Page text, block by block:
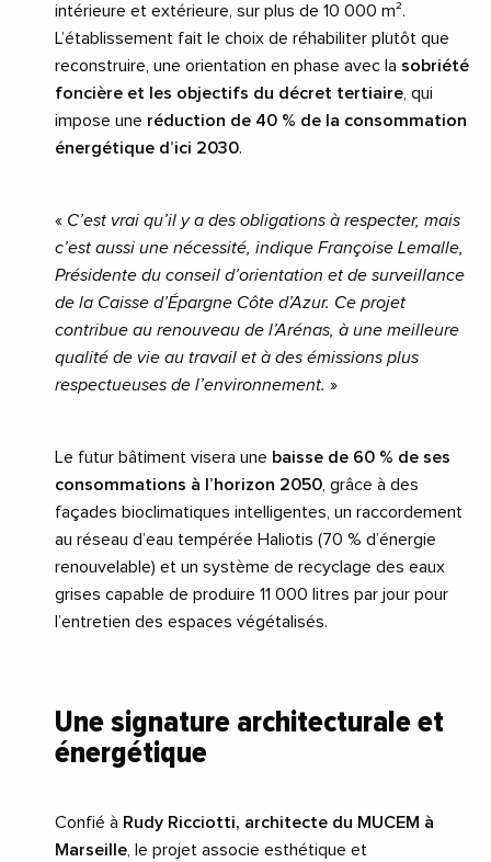
intérieure et extérieure, sur plus de 10 000 m².
L’établissement fait le choix de réhabiliter plutôt que
reconstruire, une orientation en phase avec la sobriété
foncière et les objectifs du décret tertiaire , qui
impose une réduction de 40 % de la consommation
énergétique d’ici 2030.
« C’est vrai qu’il y a des obligations à respecter, mais
c’est aussi une nécessité, indique Françoise Lemalle,
Présidente du conseil d’orientation et de surveillance
de la Caisse d’Épargne Côte d’Azur. Ce projet
contribue au renouveau de l’Arénas, à une meilleure
qualité de vie au travail et à des émissions plus
respectueuses de l’environnement. »
Le futur bâtiment visera une baisse de 60 % de ses
consommations à l’horizon 2050 , grâce à des
façades bioclimatiques intelligentes, un raccordement
au réseau d’eau tempérée Haliotis (70 % d’énergie
renouvelable) et un système de recyclage des eaux
grises capable de produire 11 000 litres par jour pour
l’entretien des espaces végétalisés.
Une signature architecturale et
énergétique
Confié à Rudy Ricciotti, architecte du MUCEM à
Marseille , le projet associe esthétique et